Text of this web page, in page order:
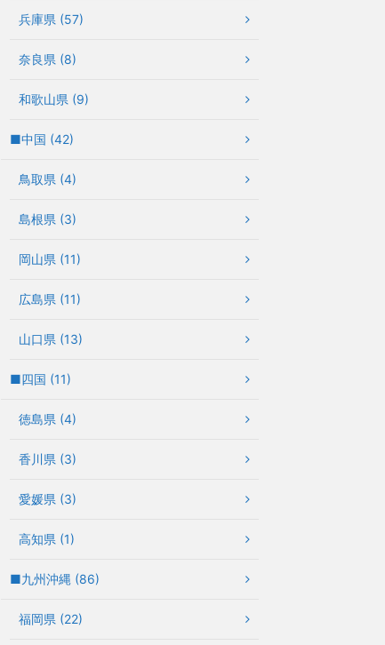
兵庫県 (57)
奈良県 (8)
和歌山県 (9)
■中国 (42)
鳥取県 (4)
島根県 (3)
岡山県 (11)
広島県 (11)
山口県 (13)
■四国 (11)
徳島県 (4)
香川県 (3)
愛媛県 (3)
高知県 (1)
■九州沖縄 (86)
福岡県 (22)